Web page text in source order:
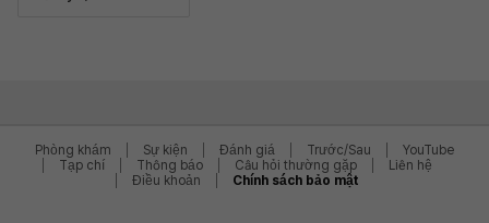
Phòng khám Sự kiện Đánh giá Trước/Sau
YouTube
Tạp chí
Thông báo Câu hỏi thường gặp
Liên hệ
Điều khoản
Chính sách bảo mật